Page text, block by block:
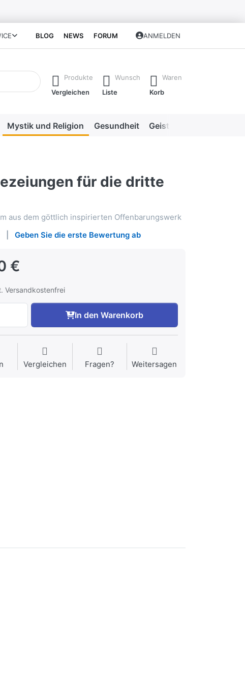
BLOG NEWS FORUM ANMELDEN
erste Ergebnisse. Drücken Sie die Eingabetaste, um alle
Produkte
Vergleichen
Wunsch
Liste
Waren
Korb
Mystik und Religion Gesundheit Geistige Heilweisen
für die dritte
aus dem göttlich inspirierten Offenbarungswerk
Geben Sie die erste Bewertung ab
€
Versandkostenfrei
In den Warenkorb
Vergleichen Fragen? Weitersagen